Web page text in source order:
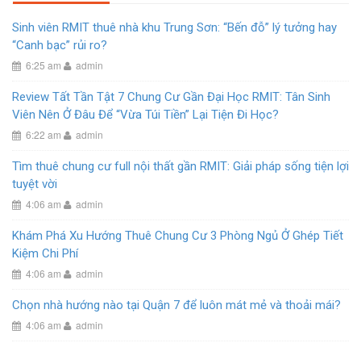
Sinh viên RMIT thuê nhà khu Trung Sơn: “Bến đỗ” lý tưởng hay
“Canh bạc” rủi ro?
6:25 am admin
Review Tất Tần Tật 7 Chung Cư Gần Đại Học RMIT: Tân Sinh
Viên Nên Ở Đâu Để “Vừa Túi Tiền” Lại Tiện Đi Học?
6:22 am admin
Tìm thuê chung cư full nội thất gần RMIT: Giải pháp sống tiện lợi
tuyệt vời
4:06 am admin
Khám Phá Xu Hướng Thuê Chung Cư 3 Phòng Ngủ Ở Ghép Tiết
Kiệm Chi Phí
4:06 am admin
Chọn nhà hướng nào tại Quận 7 để luôn mát mẻ và thoải mái?
4:06 am admin